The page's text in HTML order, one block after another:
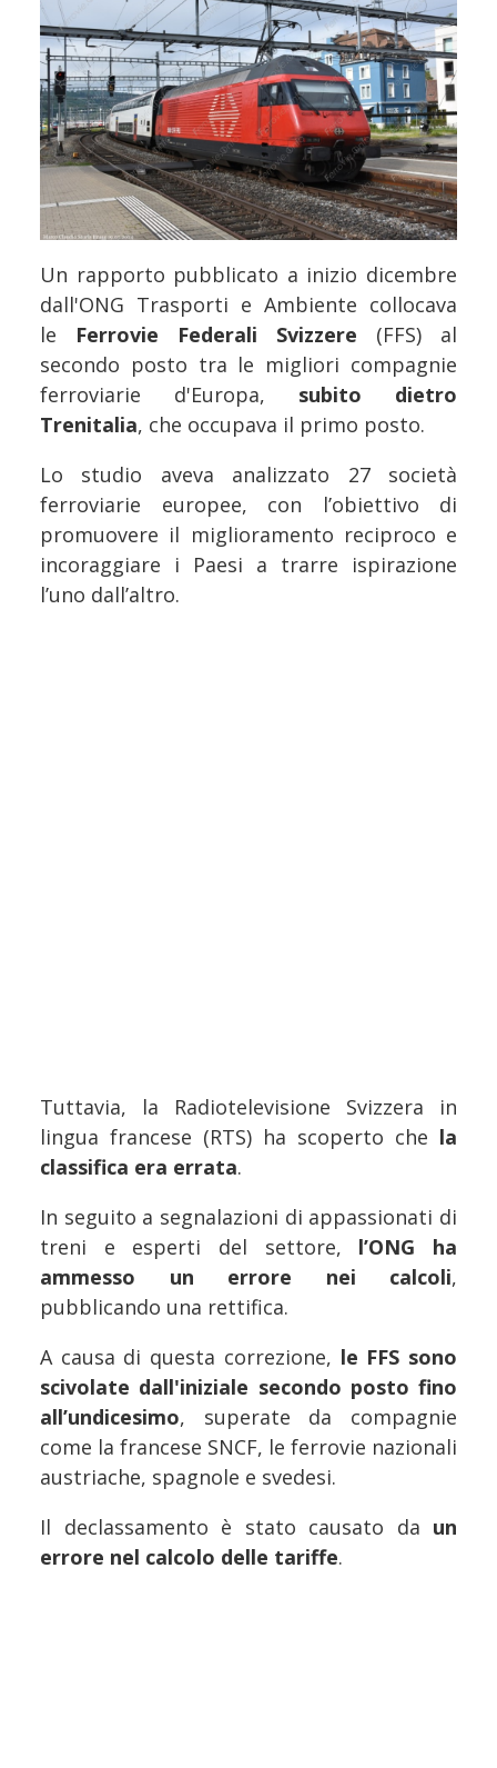
Un rapporto pubblicato a inizio dicembre
dall'ONG Trasporti e Ambiente collocava
le Ferrovie Federali Svizzere (FFS) al
secondo posto tra le migliori compagnie
ferroviarie d'Europa, subito dietro
Trenitalia, che occupava il primo posto.
Lo studio aveva analizzato 27 società
ferroviarie europee, con l’obiettivo di
promuovere il miglioramento reciproco e
incoraggiare i Paesi a trarre ispirazione
l’uno dall’altro.
Tuttavia, la Radiotelevisione Svizzera in
lingua francese (RTS) ha scoperto che la
classifica era errata.
In seguito a segnalazioni di appassionati di
treni e esperti del settore, l’ONG ha
ammesso un errore nei calcoli,
pubblicando una rettifica.
A causa di questa correzione, le FFS sono
scivolate dall'iniziale secondo posto fino
all’undicesimo, superate da compagnie
come la francese SNCF, le ferrovie nazionali
austriache, spagnole e svedesi.
Il declassamento è stato causato da un
errore nel calcolo delle tariffe.